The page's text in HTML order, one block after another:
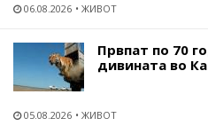
06.08.2026 ЖИВОТ
Првпат по 70
дивината во
05.08.2026 ЖИВОТ